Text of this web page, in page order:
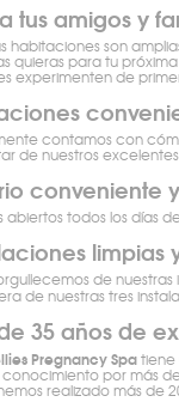
tus amigos y
habitaciones son
quieras para tu
experimenten de
contamos con
de nuestros
conveniente
abiertos todos los días
limpias
de
de nuestras tres
35 años de
Pregnancy Spatiene
por más
realizado más de